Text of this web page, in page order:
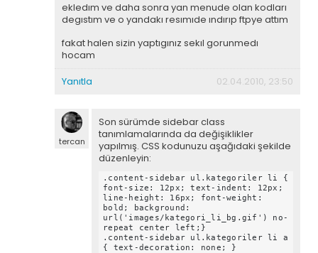
ekledım ve daha sonra yan menude olan kodları
degıstım ve o yandakı resımıde ındırıp ftpye attım
fakat halen sizin yaptıgınız sekıl gorunmedı
hocam
Yanıtla
02.04.2010, 23:50
tercan
Son sürümde sidebar class
tanımlamalarında da değişiklikler
yapılmış. CSS kodunuzu aşağıdaki şekilde
düzenleyin:
.content-sidebar ul.kategoriler li {
font-size: 12px; text-indent: 12px;
line-height: 16px; font-weight:
bold; background:
url('images/kategori_li_bg.gif') no-
repeat center left;}
.content-sidebar ul.kategoriler li a
{ text-decoration: none; }